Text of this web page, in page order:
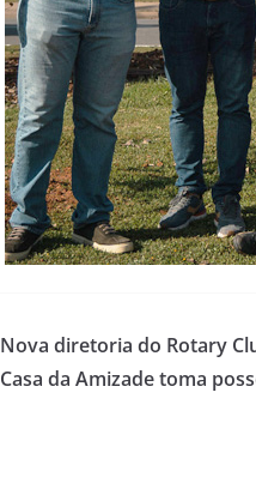
Nova diretoria do Rotary
Casa da Amizade toma